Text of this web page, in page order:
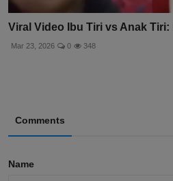
Viral Video Ibu Tiri vs Anak
Mar 23, 2026 0 348
Comments
Name